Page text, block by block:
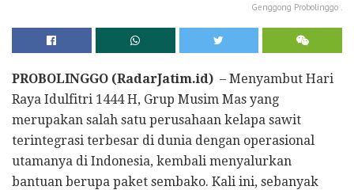
Genggong Probolinggo .
PROBOLINGGO (RadarJatim.id) – Menyambut Hari
Raya Idulfitri 1444 H, Grup Musim Mas yang
merupakan salah satu perusahaan kelapa sawit
terintegrasi terbesar di dunia dengan operasional
utamanya di Indonesia, kembali menyalurkan
bantuan berupa paket sembako. Kali ini, sebanyak